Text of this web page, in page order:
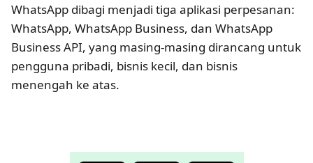
WhatsApp dibagi menjadi tiga aplikasi perpesanan:
WhatsApp, WhatsApp Business, dan WhatsApp
Business API, yang masing-masing dirancang untuk
pengguna pribadi, bisnis kecil, dan bisnis
menengah ke atas.